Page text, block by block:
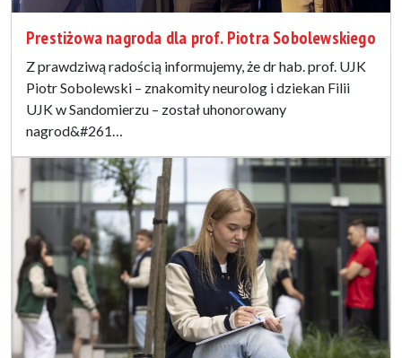
Prestiżowa nagroda dla prof. Piotra Sobolewskiego
Z prawdziwą radością informujemy, że dr hab. prof. UJK
Piotr Sobolewski – znakomity neurolog i dziekan Filii
UJK w Sandomierzu – został uhonorowany
nagrod&#261…